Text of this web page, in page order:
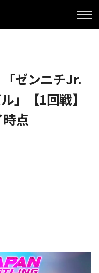
「ゼンニチJr.
」【1回戦】
点